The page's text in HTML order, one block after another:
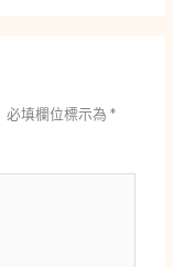
必填欄位標示為*